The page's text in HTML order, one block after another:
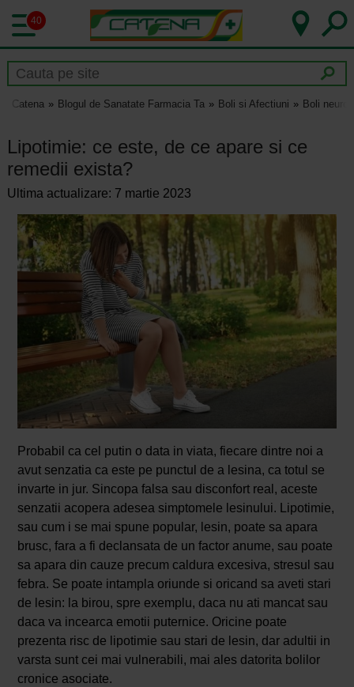
40
Catena Blogul de Sanatate Farmacia Ta Boli si Afectiuni Boli
Lipotimie: ce este, de ce apare si ce
remedii exista?
Ultima actualizare: 7 martie 2023
Probabil ca cel putin o data in viata, fiecare dintre noi a
avut senzatia ca este pe punctul de a lesina, ca totul se
invarte in jur. Sincopa falsa sau disconfort real, aceste
senzatii acopera adesea simptomele lesinului. Lipotimie,
sau cum i se mai spune popular, lesin, poate sa apara
brusc, fara a fi declansata de un factor anume, sau poate
sa apara din cauze precum caldura excesiva, stresul sau
febra. Se poate intampla oriunde si oricand sa aveti stari
de lesin: la birou, spre exemplu, daca nu ati mancat sau
daca va incearca emotii puternice. Oricine poate
prezenta risc de lipotimie sau stari de lesin, dar adultii in
varsta sunt cei mai vulnerabili, mai ales datorita bolilor
cronice asociate.